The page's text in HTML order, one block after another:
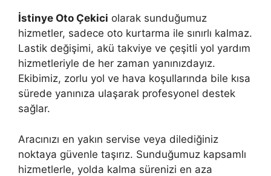
İstinye Oto Çekici olarak sunduğumuz
hizmetler, sadece oto kurtarma ile sınırlı kalmaz.
Lastik değişimi, akü takviye ve çeşitli yol yardım
hizmetleriyle de her zaman yanınızdayız.
Ekibimiz, zorlu yol ve hava koşullarında bile kısa
sürede yanınıza ulaşarak profesyonel destek
sağlar.
Aracınızı en yakın servise veya dilediğiniz
noktaya güvenle taşırız. Sunduğumuz kapsamlı
hizmetlerle, yolda kalma sürenizi en aza